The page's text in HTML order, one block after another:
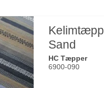
Sand
HC Tæpper
6900-090